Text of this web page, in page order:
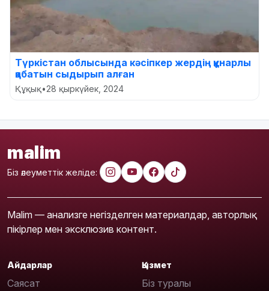
Түркістан облысында кәсіпкер жердің құнарлы
қабатын сыдырып алған
Құқық•28 қыркүйек, 2024
malim
Біз әлеуметтік желіде:
Malim — анализге негізделген материалдар, авторлық
пікірлер мен эксклюзив контент.
Айдарлар
Саясат
Қызмет
Біз туралы